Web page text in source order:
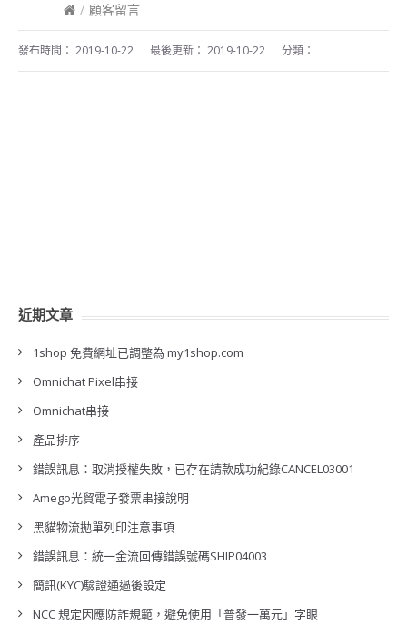
/ 顧客留言
發布時間： 2019-10-22 最後更新： 2019-10-22 分類：
近期文章
1shop 免費網址已調整為 my1shop.com
Omnichat Pixel串接
Omnichat串接
產品排序
錯誤訊息：取消授權失敗，已存在請款成功紀錄CANCEL03001
Amego光貿電子發票串接說明
黑貓物流拋單列印注意事項
錯誤訊息：統一金流回傳錯誤號碼SHIP04003
簡訊(KYC)驗證通過後設定
NCC 規定因應防詐規範，避免使用「普發一萬元」字眼